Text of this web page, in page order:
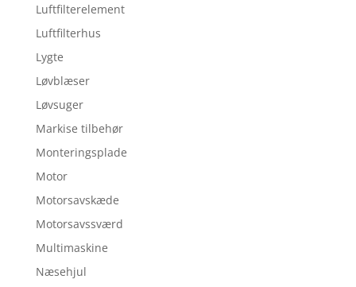
Luftfilterelement
Luftfilterhus
Lygte
Løvblæser
Løvsuger
Markise tilbehør
Monteringsplade
Motor
Motorsavskæde
Motorsavssværd
Multimaskine
Næsehjul